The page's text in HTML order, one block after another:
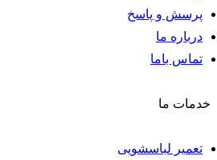
پرسش و پاسخ
درباره ما
تماس باما
خدمات ما
تعمیر لباسشویی